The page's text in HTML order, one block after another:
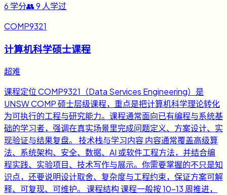
6 学分👥9 人学过
COMP9321
计算机科学硕士课程
超难
课程定位 COMP9321（Data Services Engineering）是
UNSW COMP 硕士层级课程，重点是把计算机科学理论转化
为可执行的工程与研究能力。课程通常面向已有编程与系统基
础的学习者，强调在真实场景里完成问题定义、方案设计、实
现验证与结果复盘。 技术栈与学习内容 内容通常覆盖高级算
法、系统架构、安全、数据、AI 或软件工程方法，并结合编
程实践、实验项目、技术写作与展示。你需要掌握的不只是知
识点，还要说明设计取舍、复杂度与工程约束，保证方案可解
释、可复现、可维护。 课程结构 课程一般按 10-13 周推进，